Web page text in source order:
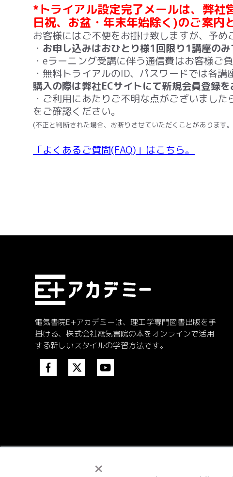
×
*トライアル設定完了メールは、弊
日祝、お盆・年末年始除く)のご案内
お客様にはご不便をお掛け致しますが、予め
・ お申し込みはおひとり様1回限り1講座のみ
・eラーニング受講に伴う通信費はお客様ご
・無料トライアルのID、パスワードでは各講
購入の際は弊社ECサイトにて新規会員登録を
・ご利用にあたりご不明な点がございました
をご確認ください。
(不正と判断された場合、お断りさせていただくことがあります
「よくあるご質問(FAQ)」はこちら。
電気書院E+アカデミーは、理工学専門図書出版を手
掛ける、株式会社電気書院の本をオンラインで活用
する新しいスタイルの学習方法です。